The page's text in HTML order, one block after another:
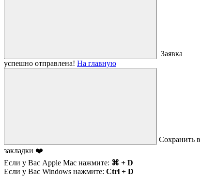
Заявка
успешно отправлена! На главную
Сохранить в
закладки ❤️
Если у Вас Apple Mac нажмите: ⌘ + D
Если у Вас Windows нажмите: Ctrl + D